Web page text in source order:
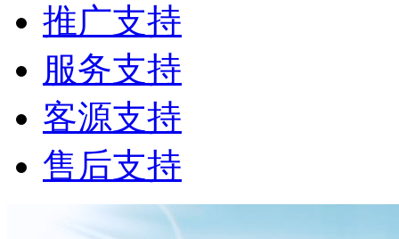
推广支持
服务支持
客源支持
售后支持